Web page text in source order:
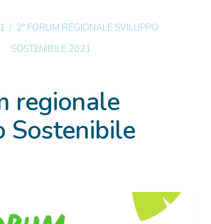
/ 2° FORUM REGIONALE SVILUPPO
SOSTENIBILE 2021
regionale
Sostenibile